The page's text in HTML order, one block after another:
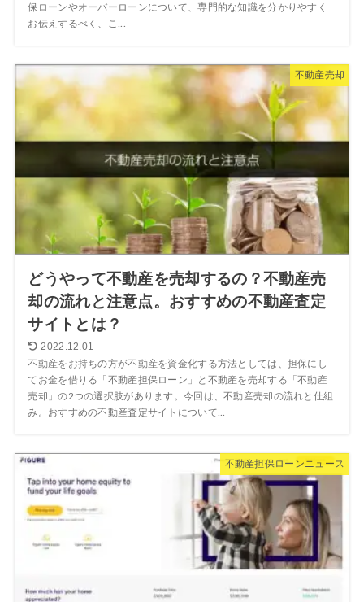
保ローンやオーバーローンについて、専門的な知識を分かりやすく
お伝えするべく、こ...
不動産売却
どうやって不動産を売却するの？不動産売
却の流れと注意点。おすすめの不動産査定
サイトとは？
2022.12.01
不動産をお持ちの方が不動産を資金化する方法としては、担保にし
てお金を借りる「不動産担保ローン」と不動産を売却する「不動産
売却」の2つの選択肢があります。今回は、不動産売却の流れと仕組
み。おすすめの不動産査定サイトについて...
不動産担保ローンニュース